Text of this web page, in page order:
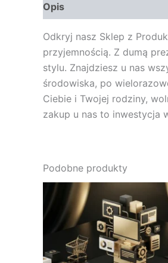
Opis
Odkryj nasz Sklep z
przyjemnością. Z dumą
stylu. Znajdziesz u nas
środowiska, po
Ciebie i Twojej rodziny,
zakup u nas to inwestycja
Podobne produkty